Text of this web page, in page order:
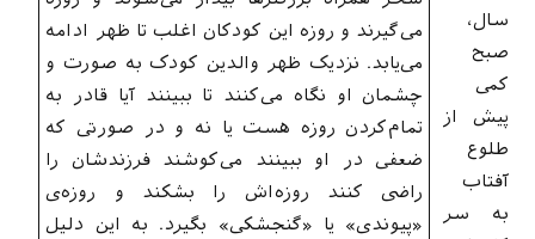
می‌گیرند و روزه این کودکان اغلب تا ظهر ادامه
می‌یابد. نزدیک ظهر والدین کودک به صورت و
چشمان او نگاه می‌کنند تا ببینند آیا قادر به
تمام‌کردن روزه هست یا نه و در صورتی که
ضعفی در او ببینند می‌کوشند فرزندشان را
راضی کنند روزه‌اش را بشکند و روزه‌ی
«پیوندی» یا «گنجشکی» بگیرد. به این دلیل
سال،
صبح
کمی
پیش از
طلوع
آفتاب
به سر